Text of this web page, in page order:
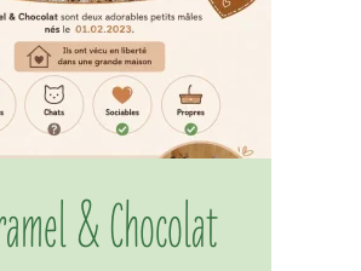
& Chocolat